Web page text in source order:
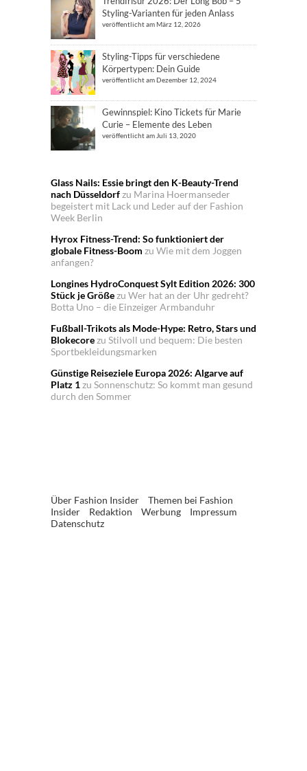
Styling-Varianten für jeden Anlass
veröffentlicht am März 12, 2026
Styling-Tipps für verschiedene
Körpertypen: Dein Guide
veröffentlicht am Dezember 12, 2024
Gewinnspiel: Kino Tickets für Marie
Curie – Elemente des Leben
veröffentlicht am Juli 13, 2020
Glass Nails: Essie bringt den K-Beauty-Trend
nach Düsseldorfzu Marina Hoermanseder
begeistert mit Lack und Leder auf der Fashion
Week Berlin
Hyrox Fitness-Trend: So funktioniert der
globale Fitness-Boom zu Wie mit dem Joggen
anfangen?
Longines HydroConquest Sylt Edition 2026: 300
Stück je Größezu Wer hat an der Uhr gedreht?
Botta Uno – die Einzeiger Armbanduhr
Fußball-Trikots als Mode-Hype: Retro, Stars und
Blokecorezu Stilvoll und bequem: Die besten
Sportbekleidungsmarken
Günstige Reiseziele Europa 2026: Algarve auf
Platz 1zu Sonnenschutz: So kommt man gesund
durch den Sommer
Über Fashion Insider
Themen bei Fashion
Insider
Redaktion Werbung
Impressum
Datenschutz